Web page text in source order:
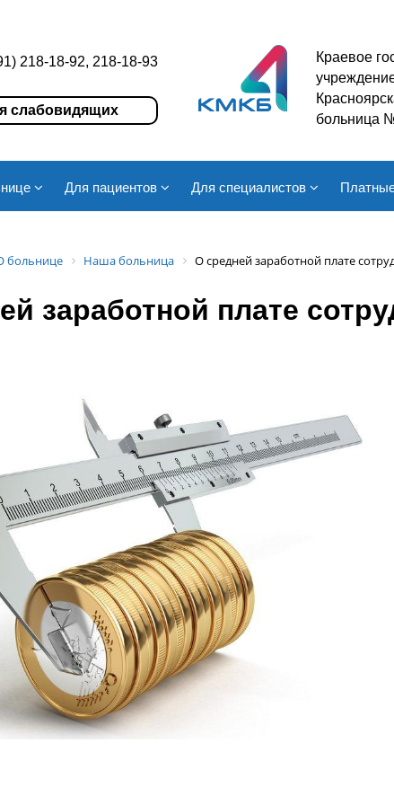
218-18-92, 218-18-93
слабовидящих
Краевое
больница
Для пациентов Для специалистов
больнице Наша больница О средней заработной плате
заработной плате